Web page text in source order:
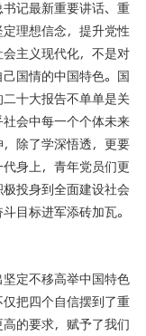
记最新重要讲话、重
理想信念，提升党性
主义现代化，不是对
国情的中国特色。国
十大报告不单单是关
会中每一个个体未来
除了学深悟透，更要
身上，青年党员们更
投身到全面建设社会
目标进军添砖加瓦。
定不移高举中国特色
把四个自信摆到了重
的要求，赋予了我们